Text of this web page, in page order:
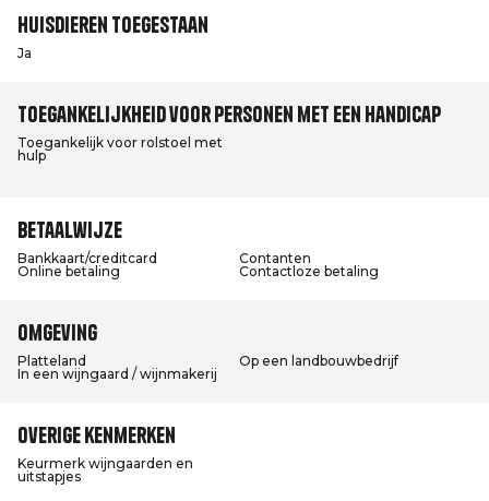
Huisdieren toegestaan
Ja
Toegankelijkheid voor personen met een handicap
Toegankelijk voor rolstoel met
hulp
Betaalwijze
Bankkaart/creditcard
Contanten
Online betaling
Contactloze betaling
Omgeving
Platteland
Op een landbouwbedrijf
In een wijngaard / wijnmakerij
Overige kenmerken
Keurmerk wijngaarden en
uitstapjes